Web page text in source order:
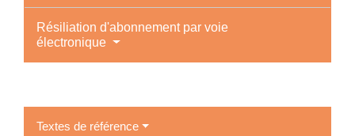
Résiliation d'abonnement par voie
électronique
Textes de référence